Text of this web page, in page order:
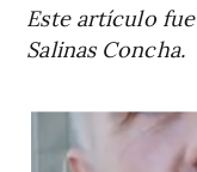
Este artículo
Salinas Concha.